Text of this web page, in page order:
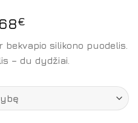
€
silikono puodelis.
– du dydžiai.